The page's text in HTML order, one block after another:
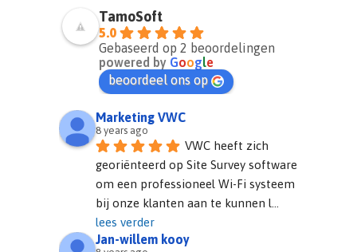
TamoSoft
5.0
Gebaseerd op 2 beoordelingen
powered by Google
beoordeel ons op
Marketing VWC
8 years ago
VWC heeft zich
georiënteerd op Site Survey software
om een professioneel Wi-Fi systeem
bij onze klanten aan te kunnen l
lees verder
Jan-willem kooy